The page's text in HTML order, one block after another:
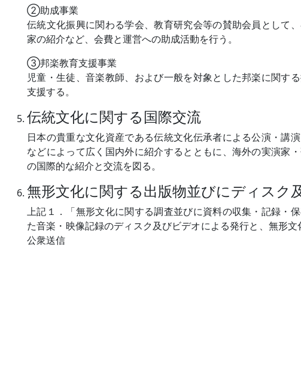
②助成事業
伝統文化振興に関わる学会、教育研究会等の賛助会員として
家の紹介など、会費と運営への助成活動を行う。
③邦楽教育支援事業
児童・生徒、音楽教師、および一般を対象とした邦楽に関す
支援する。
伝統文化に関する国際交流
日本の貴重な文化資産である伝統文化伝承者による公演・講
などによって広く国内外に紹介するとともに、海外の実演家
の国際的な紹介と交流を図る。
無形文化に関する出版物並びにディスク
上記１．「無形文化に関する調査並びに資料の収集・記録・
た音楽・映像記録のディスク及びビデオによる発行と、無形
公衆送信